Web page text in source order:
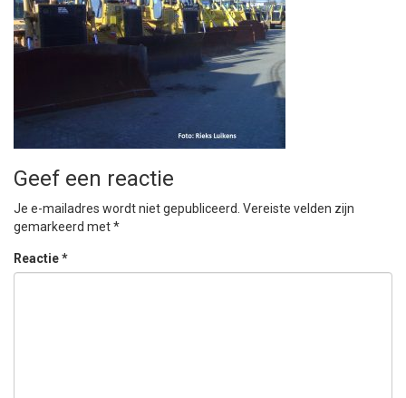
Geef een reactie
Je e-mailadres wordt niet gepubliceerd. Vereiste velden zijn
gemarkeerd met*
Reactie*